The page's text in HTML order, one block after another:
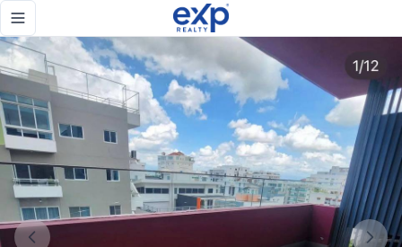
Toggle navigation menu
En venta - Departamento de dos habitaciones con balcón